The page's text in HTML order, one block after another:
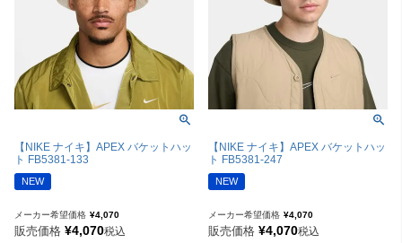
【NIKE ナイキ】APEX バケットハッ
ト FB5381-133
NEW
メーカー希望価格 ¥4,070
販売価格 ¥4,070税込
【NIKE ナイキ】APEX バケットハッ
ト FB5381-247
NEW
メーカー希望価格 ¥4,070
販売価格 ¥4,070税込